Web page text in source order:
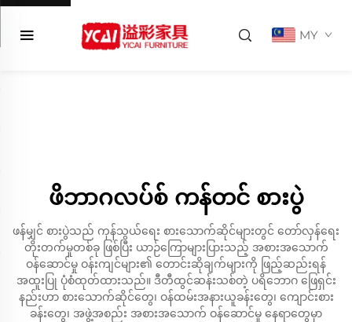
MY
ဖိဘာဂလပ်စ် ကန်တင် စားပွဲ
ဖန်မျှင် စားပွဲသည် ကုန်သွယ်ရေး စားသောက်ဆိုင်များတွင် တော်လှန်ရေး
တိုးတက်မှုတစ်ခု ဖြစ်ပြီး ယာဉ်ကြောများပြားသည့် အစားအသောက်
ဝန်ဆောင်မှု ဝန်းကျင်များ၏ တောင်းဆိုချက်များကို ဖြည့်ဆည်းရန်
အထူးပြု ပုံစံထုတ်ထားသည်။ ဒီတီထွင်ဆန်းသစ်တဲ့ ပရိဘောဂ ဖြေရှင်း
နည်းဟာ စားသောက်ဆိုင်တွေ၊ ဝန်ထမ်းအနားယူခန်းတွေ၊ ကျောင်းစား
ခန်းတွေ၊ အဖွဲ့အစည်း အစားအသောက် ဝန်ဆောင်မှု နေရာတွေမှာ